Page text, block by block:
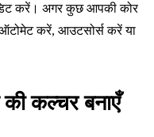
करें। अगर कुछ आपकी कोर
ऑटोमेट करें, आउटसोर्स करें या
कल्चर बनाएँ